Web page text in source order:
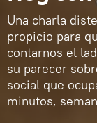
Una charla
propicio para
contarnos el
su parecer
social que
minutos,